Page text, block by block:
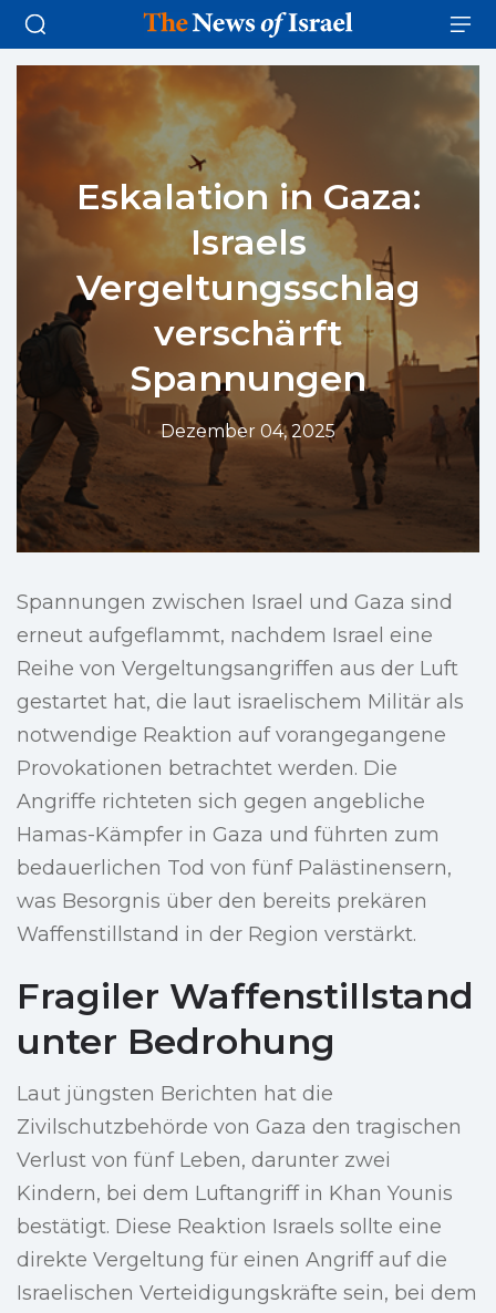
Eskalation in Gaza:
Israels
Vergeltungsschlag
verschärft
Spannungen
Dezember 04, 2025
Spannungen zwischen Israel und Gaza sind
erneut aufgeflammt, nachdem Israel eine
Reihe von Vergeltungsangriffen aus der Luft
gestartet hat, die laut israelischem Militär als
notwendige Reaktion auf vorangegangene
Provokationen betrachtet werden. Die
Angriffe richteten sich gegen angebliche
Hamas-Kämpfer in Gaza und führten zum
bedauerlichen Tod von fünf Palästinensern,
was Besorgnis über den bereits prekären
Waffenstillstand in der Region verstärkt.
Fragiler Waffenstillstand
unter Bedrohung
Laut jüngsten Berichten hat die
Zivilschutzbehörde von Gaza den tragischen
Verlust von fünf Leben, darunter zwei
Kindern, bei dem Luftangriff in Khan Younis
bestätigt. Diese Reaktion Israels sollte eine
direkte Vergeltung für einen Angriff auf die
Israelischen Verteidigungskräfte sein, bei dem